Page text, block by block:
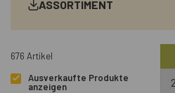
ASSORTIMENT
676 Artikel
Ausverkaufte Produkte
anzeigen